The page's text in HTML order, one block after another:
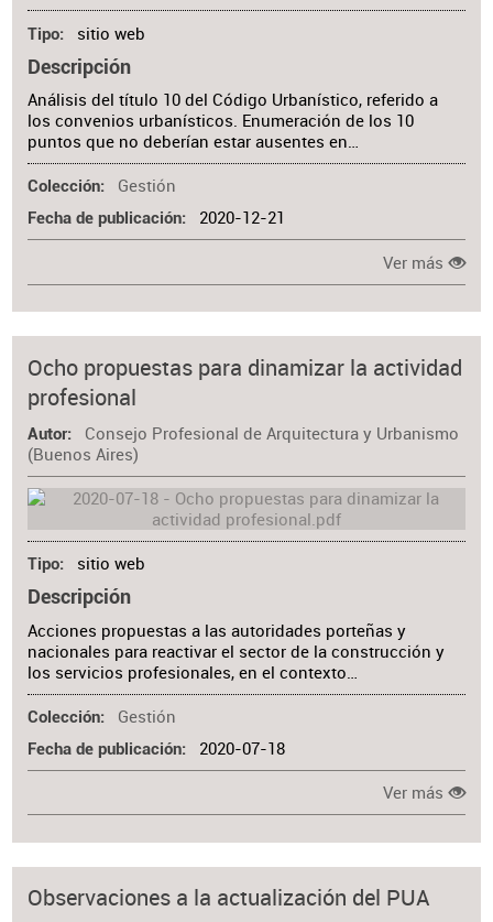
Tipo sitio web
Descripción
Análisis del título 10 del Código Urbanístico, referido a
los convenios urbanísticos. Enumeración de los 10
puntos que no deberían estar ausentes en…
Colección Gestión
Fecha de publicación 2020-12-21
Ver más
Ocho propuestas para dinamizar la actividad
profesional
Autor
Consejo Profesional de Arquitectura y Urbanismo
(Buenos Aires)
Tipo sitio web
Descripción
Acciones propuestas a las autoridades porteñas y
nacionales para reactivar el sector de la construcción y
los servicios profesionales, en el contexto…
Colección Gestión
Fecha de publicación 2020-07-18
Ver más
Observaciones a la actualización del PUA